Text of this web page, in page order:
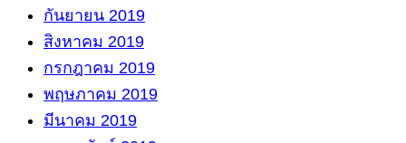
กันยายน 2019
สิงหาคม 2019
กรกฎาคม 2019
พฤษภาคม 2019
มีนาคม 2019